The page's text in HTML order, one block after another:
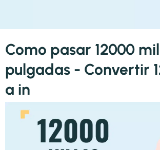
Como pasar 12000
pulgadas - Convertir
a in